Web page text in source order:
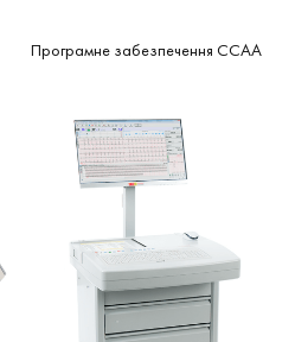
Програмне забезпечення CCAA